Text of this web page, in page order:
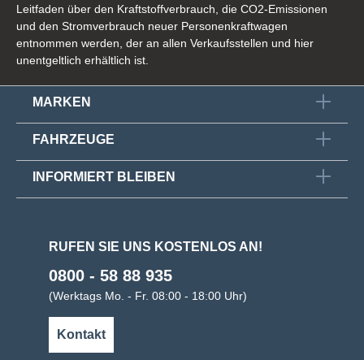
Leitfaden über den Kraftstoffverbrauch, die CO2-Emissionen
und den Stromverbrauch neuer Personenkraftwagen
entnommen werden, der an allen Verkaufsstellen und hier
unentgeltlich erhältlich ist.
MARKEN
FAHRZEUGE
INFORMIERT BLEIBEN
RUFEN SIE UNS KOSTENLOS AN!
0800 - 58 88 935
(Werktags Mo. - Fr. 08:00 - 18:00 Uhr)
Kontakt